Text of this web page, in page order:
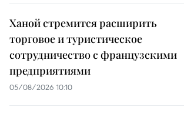
Ханой стремится расширить
торговое и туристическое
сотрудничество с французскими
предприятиями
05/08/2026 10:10